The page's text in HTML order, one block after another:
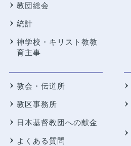
教団総会
統計
神学校・キリスト教教
育主事
教会・伝道所
教区事務所
日本基督教団への献金
よくある質問